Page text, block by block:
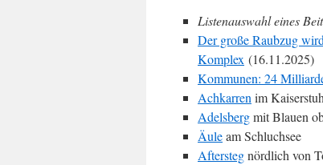
Listenauswahl eines
Der große Raubzug
Komplex (16.11.2025)
Kommunen: 24
Achkarren im
Adelsbergmit Blauen
Äuleam Schluchsee
Afterstegnördlich von